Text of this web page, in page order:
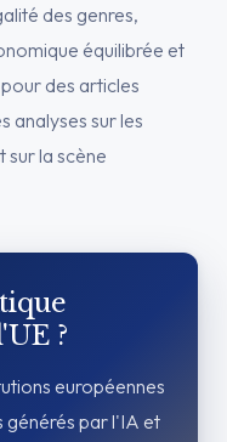
des genres,
équilibrée et
des articles
analyses sur les
sur la scène
?
européennes
générés par l'IA et